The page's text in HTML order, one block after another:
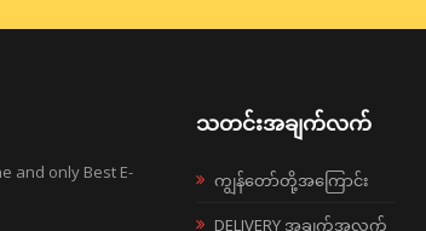
and only Best E-
သတင်းအချက်လက်
ကျွန်တော်တို့အကြောင်း
DELIVERY အချက်အလက်